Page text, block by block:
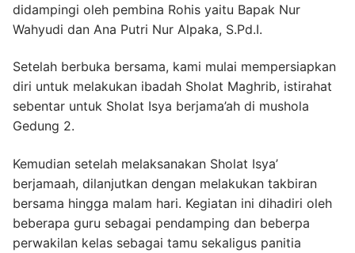
didampingi oleh pembina Rohis yaitu Bapak Nur
Wahyudi dan Ana Putri Nur Alpaka, S.Pd.I.
Setelah berbuka bersama, kami mulai mempersiapkan
diri untuk melakukan ibadah Sholat Maghrib, istirahat
sebentar untuk Sholat Isya berjama’ah di mushola
Gedung 2.
Kemudian setelah melaksanakan Sholat Isya’
berjamaah, dilanjutkan dengan melakukan takbiran
bersama hingga malam hari. Kegiatan ini dihadiri oleh
beberapa guru sebagai pendamping dan beberpa
perwakilan kelas sebagai tamu sekaligus panitia